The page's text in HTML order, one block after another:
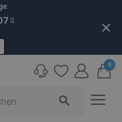
S close
search
0